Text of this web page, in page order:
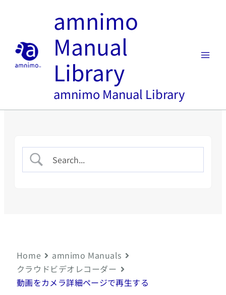
amnimo
Manual
Library
amnimo Manual Library
Home
amnimo Manuals
クラウドビデオレコーダー
動画をカメラ詳細ページで再生する